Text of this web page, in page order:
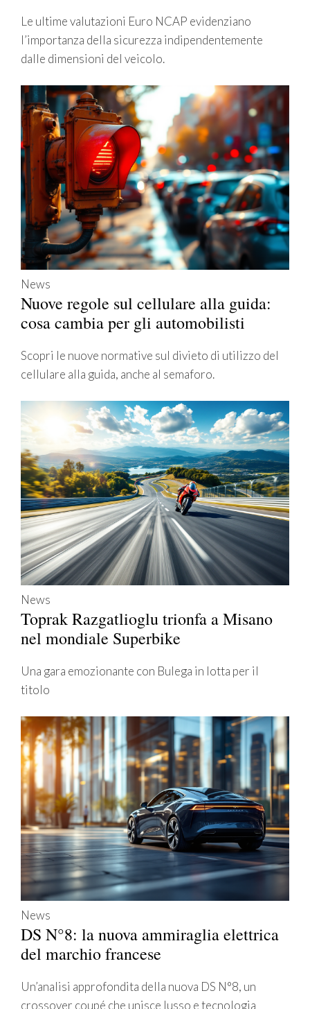
Le ultime valutazioni Euro NCAP evidenziano
l’importanza della sicurezza indipendentemente
dalle dimensioni del veicolo.
News
Nuove regole sul cellulare alla guida:
cosa cambia per gli automobilisti
Scopri le nuove normative sul divieto di utilizzo del
cellulare alla guida, anche al semaforo.
News
Toprak Razgatlioglu trionfa a Misano
nel mondiale Superbike
Una gara emozionante con Bulega in lotta per il
titolo
News
DS N°8: la nuova ammiraglia elettrica
del marchio francese
Un’analisi approfondita della nuova DS N°8, un
crossover coupé che unisce lusso e tecnologia